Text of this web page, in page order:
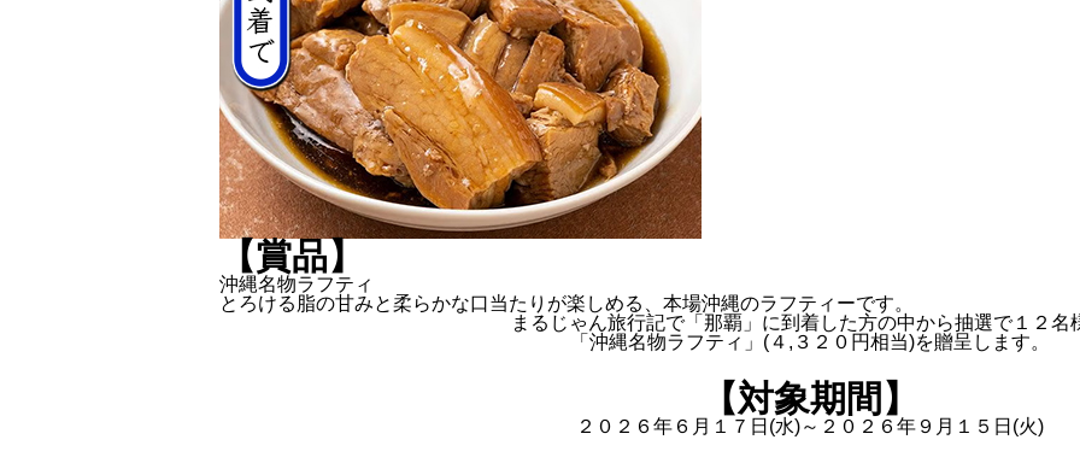
【賞品】
沖縄名物ラフティ
とろける脂の甘みと柔らかな口当たりが楽しめる、本場沖縄のラフティーです。
まるじゃん旅行記で「那覇」 に到着した方の中から抽選で１２名
「沖縄名物ラフティ」 (４,３２０円相当)を贈呈します。
【対象期間】
２０２６年６月１７日(水)～２０２６年９月１５日(火)